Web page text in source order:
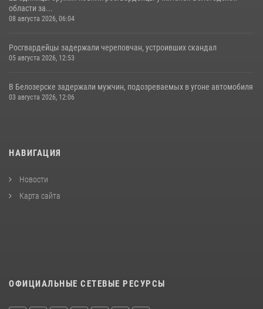
области за...
08 августа 2026, 06:04
Росгвардейцы задержали череповчан, устроивших скандал
05 августа 2026, 12:53
В Белозерске задержали мужчин, подозреваемых в угоне автомобиля
03 августа 2026, 12:06
НАВИГАЦИЯ
Новости
Карта сайта
ОФИЦИАЛЬНЫЕ СЕТЕВЫЕ РЕСУРСЫ